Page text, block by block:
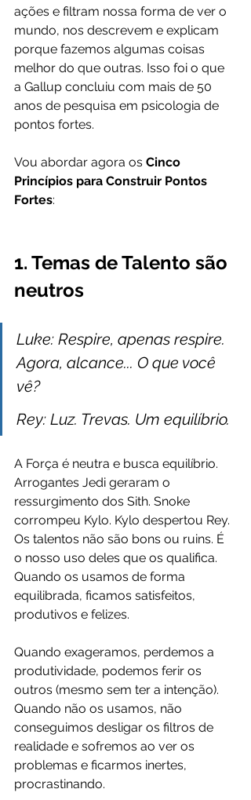
ações e filtram nossa forma de ver o
mundo, nos descrevem e explicam
porque fazemos algumas coisas
melhor do que outras. Isso foi o que
a Gallup concluiu com mais de 50
anos de pesquisa em psicologia de
pontos fortes.
Vou abordar agora os Cinco
Princípios para Construir Pontos
Fortes:
1. Temas de Talento são
neutros
Luke: Respire, apenas respire.
Agora, alcance... O que você
vê?
Rey: Luz. Trevas. Um equilíbrio.
A Força é neutra e busca equilíbrio.
Arrogantes Jedi geraram o
ressurgimento dos Sith. Snoke
corrompeu Kylo. Kylo despertou Rey.
Os talentos não são bons ou ruins. É
o nosso uso deles que os qualifica.
Quando os usamos de forma
equilibrada, ficamos satisfeitos,
produtivos e felizes.
Quando exageramos, perdemos a
produtividade, podemos ferir os
outros (mesmo sem ter a intenção).
Quando não os usamos, não
conseguimos desligar os filtros de
realidade e sofremos ao ver os
problemas e ficarmos inertes,
procrastinando.